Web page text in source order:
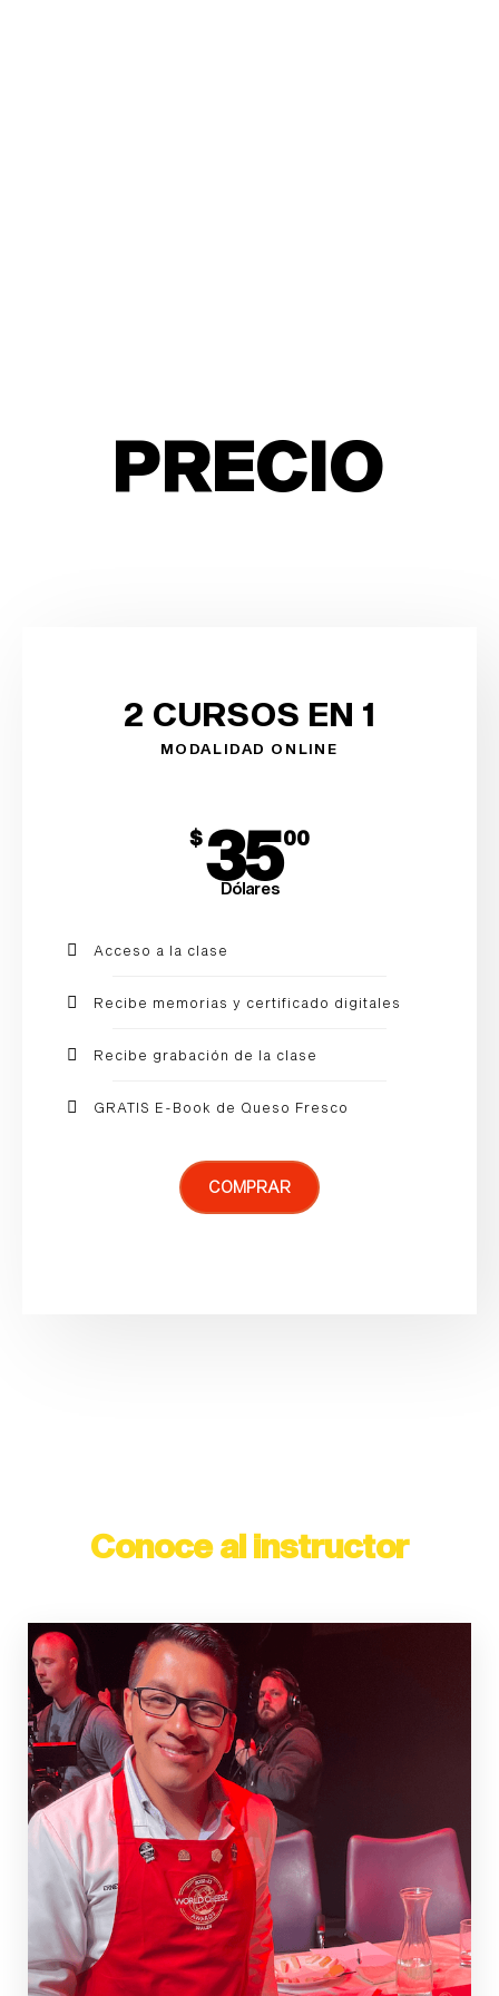
PRECIO
2 CURSOS EN 1
MODALIDAD ONLINE
$3500
Dólares
Acceso a la clase
Recibe memorias y certificado digitales
Recibe grabación de la clase
GRATIS E-Book de Queso Fresco
COMPRAR
Conoce al instructor